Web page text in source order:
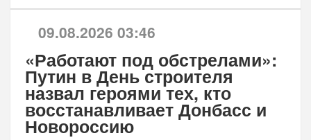
09.08.2026 03:46
«Работают под обстрелами»:
Путин в День строителя
назвал героями тех, кто
восстанавливает Донбасс и
Новороссию